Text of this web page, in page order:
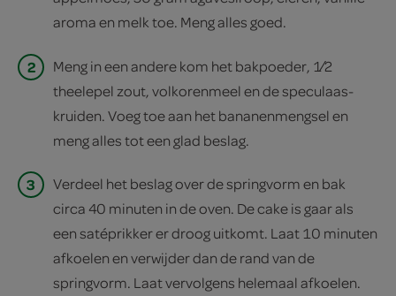
aroma en melk toe. Meng alles goed.
2
Meng in een andere kom het bakpoeder, 1⁄2
theelepel zout, volkorenmeel en de speculaas-
kruiden. Voeg toe aan het bananenmengsel en
meng alles tot een glad beslag.
3
Verdeel het beslag over de springvorm en bak
circa 40 minuten in de oven. De cake is gaar als
een satéprikker er droog uitkomt. Laat 10 minuten
afkoelen en verwijder dan de rand van de
springvorm. Laat vervolgens helemaal afkoelen.